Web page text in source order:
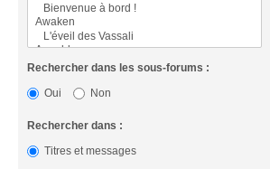
Rechercher dans les sous-forums :
Oui
Non
Rechercher dans :
Titres et messages